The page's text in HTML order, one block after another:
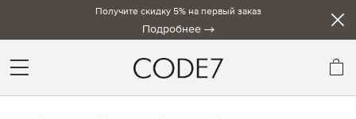
Получите скидку 5% на первый заказ
Подробнее